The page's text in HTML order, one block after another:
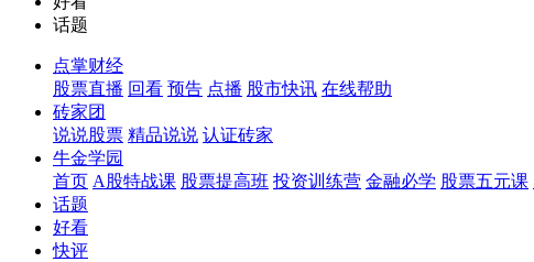
话题
点掌财经
股票直播 回看 预告 点播 股市快讯 在线帮助
砖家团
说说股票 精品说说 认证砖家
牛金学园
首页 A股特战课 股票提高班 投资训练营 金融必学 股票五元课
话题
好看
快评